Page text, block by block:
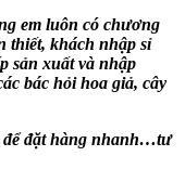
em luôn có chương
thiết, khách nhập sỉ
sản xuất và nhập
bác hỏi hoa giả, cây
để đặt hàng nhanh…tư